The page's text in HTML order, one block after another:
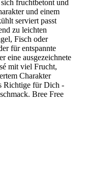
fruchtbetont und
und einem
serviert passt
zu leichten
Fisch oder
für entspannte
eine ausgezeichnete
mit viel Frucht,
Charakter
Richtige für Dich -
Bree Free